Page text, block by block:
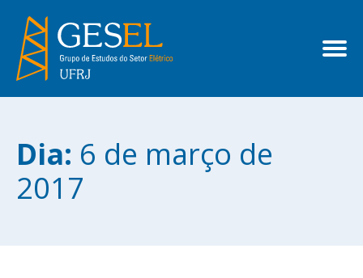
Dia: 6 de março de
2017